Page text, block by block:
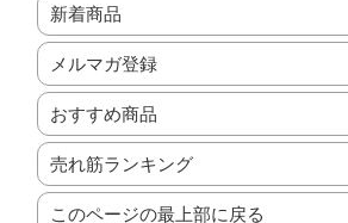
新着商品
メルマガ登録
おすすめ商品
売れ筋ランキング
このページの最上部に戻る